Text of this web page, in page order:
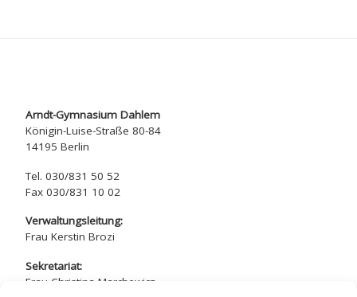
Arndt-Gymnasium Dahlem
Königin-Luise-Straße 80-84
14195 Berlin
Tel. 030/831 50 52
Fax 030/831 10 02
Verwaltungsleitung:
Frau Kerstin Brozi
Sekretariat:
Frau Christina Marchewicz